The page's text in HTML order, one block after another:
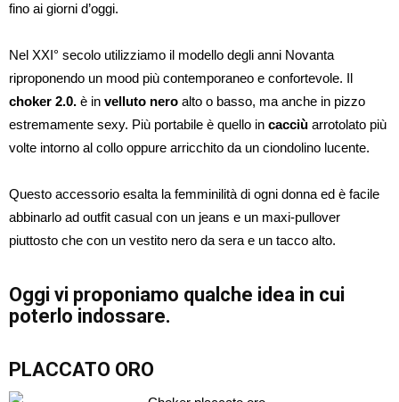
fino ai giorni d’oggi.
Nel XXI° secolo utilizziamo il modello degli anni Novanta
riproponendo un mood più contemporaneo e confortevole. Il
choker 2.0. è in velluto nero alto o basso, ma anche in pizzo
estremamente sexy. Più portabile è quello in cacciù arrotolato più
volte intorno al collo oppure arricchito da un ciondolino lucente.
Questo accessorio esalta la femminilità di ogni donna ed è facile
abbinarlo ad outfit casual con un jeans e un maxi-pullover
piuttosto che con un vestito nero da sera e un tacco alto.
Oggi vi proponiamo qualche idea in cui
poterlo indossare.
PLACCATO ORO